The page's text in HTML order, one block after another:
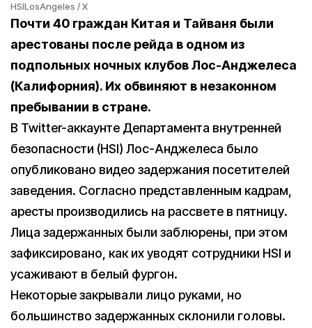
HSILosAngeles / X
Почти 40 граждан Китая и Тайваня были
арестованы после рейда в одном из
подпольных ночных клубов Лос-Анджелеса
(Калифорния). Их обвиняют в незаконном
пребывании в стране.
В Twitter-аккаунте Департамента внутренней
безопасности (HSI) Лос-Анджелеса было
опубликовано видео задержания посетителей
заведения. Согласно представленным кадрам,
аресты производились на рассвете в пятницу.
Лица задержанных были заблюрены, при этом
зафиксировано, как их уводят сотрудники HSI и
усаживают в белый фургон.
Некоторые закрывали лицо руками, но
большинство задержанных склонили головы.